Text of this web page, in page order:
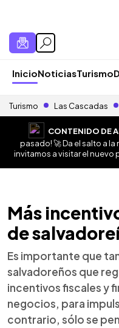
InicioNoticiasTurismo
Turismo Las Cascadas
CONTENIDO DE
pasado! 🚀 Da el salto a
invitamos a visitar el
Más
de
Es importante que
salvadoreños que
incentivos fiscales y
negocios, para
contrario, sólo se